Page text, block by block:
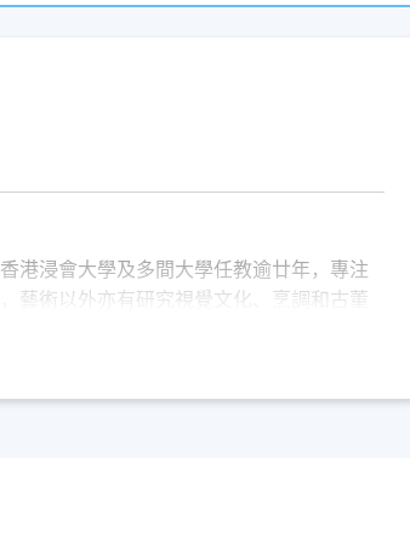
港浸會大學及多間大學任教逾廿年，專注
藝術以外亦有研究視覺文化、烹調和古董
，學術著作有《中國外銷畫：1750至1880